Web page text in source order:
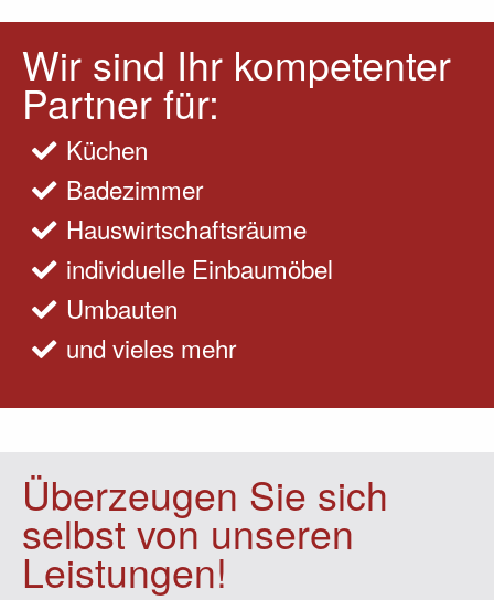
Wir sind Ihr kompetenter
Partner für:
Küchen
Badezimmer
Hauswirtschaftsräume
individuelle Einbaumöbel
Umbauten
und vieles mehr
Überzeugen Sie sich
selbst von unseren
Leistungen!